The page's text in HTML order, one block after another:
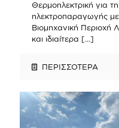
Θερμοηλεκτρική για
ηλεκτροπαραγωγής
Βιομηχανική Περιοχή
και ιδιαίτερα […]
ΠΕΡΙΣΣΟΤΕΡΑ